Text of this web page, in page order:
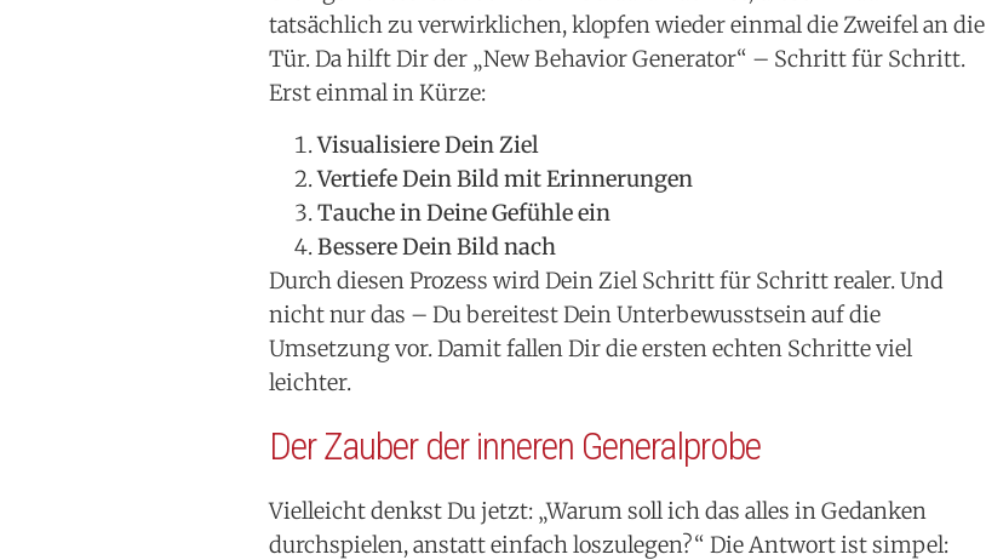
tatsächlich zu verwirklichen, klopfen wieder einmal die Zweifel an die
Tür. Da hilft Dir der „New Behavior Generator“ – Schritt für Schritt.
Erst einmal in Kürze:
Visualisiere Dein Ziel
Vertiefe Dein Bild mit Erinnerungen
Tauche in Deine Gefühle ein
Bessere Dein Bild nach
Durch diesen Prozess wird Dein Ziel Schritt für Schritt realer. Und
nicht nur das – Du bereitest Dein Unterbewusstsein auf die
Umsetzung vor. Damit fallen Dir die ersten echten Schritte viel
leichter.
Der Zauber der inneren Generalprobe
Vielleicht denkst Du jetzt: „Warum soll ich das alles in Gedanken
durchspielen, anstatt einfach loszulegen?“ Die Antwort ist simpel: